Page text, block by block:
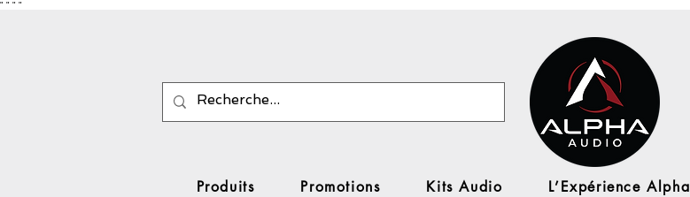
" " " "
Produits Promotions Kits Audio L’Expérience Alpha